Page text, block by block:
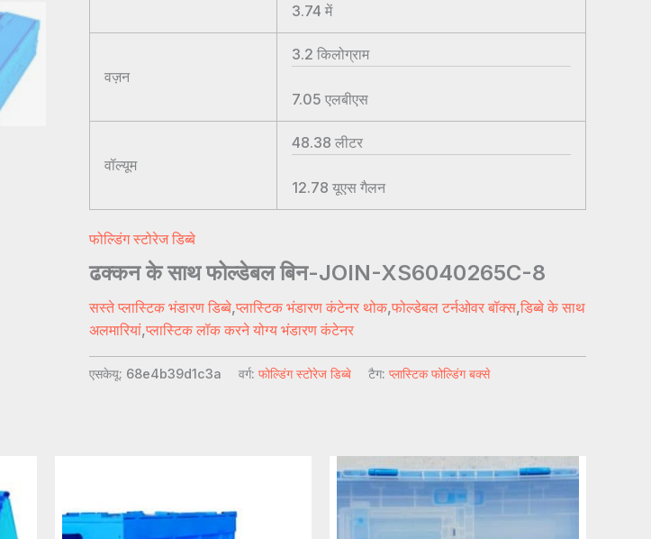
3.74 में
वज़न
3.2 किलोग्राम
7.05 एलबीएस
वॉल्यूम
48.38 लीटर
12.78 यूएस गैलन
फोल्डिंग स्टोरेज डिब्बे
ढक्कन के साथ फोल्डेबल बिन-JOIN-XS6040265C-8
सस्ते प्लास्टिक भंडारण डिब्बे,प्लास्टिक भंडारण कंटेनर थोक,फोल्डेबल टर्नओवर बॉक्स,डिब्बे के साथ
अलमारियां,प्लास्टिक लॉक करने योग्य भंडारण कंटेनर
एसकेयू: 68e4b39d1c3a वर्ग: फोल्डिंग स्टोरेज डिब्बे टैग: प्लास्टिक फोल्डिंग बक्से